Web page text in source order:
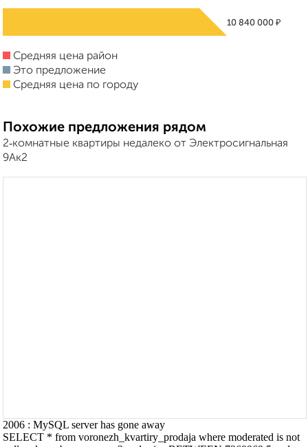
10 840 000 ₽
Средняя цена район
Это предложение
Средняя цена по городу
Похожие предложения рядом
2‑комнатные квартиры недалеко от Электросигнальная
9Ак2
2006 : MySQL server has gone away
SELECT * from voronezh_kvartiry_prodaja where moderated is not